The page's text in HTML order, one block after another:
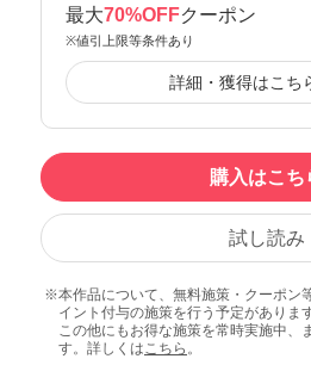
最大70%OFFクーポン
※値引上限等条件あり
詳細・獲得はこち
購入はこち
試し読み
本作品について、無料施策・クーポン
イント付与の施策を行う予定があります
この他にもお得な施策を常時実施中、
す。詳しくはこちら 。